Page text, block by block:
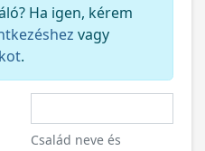
Ha igen, kérem
vagy
.
Család neve és